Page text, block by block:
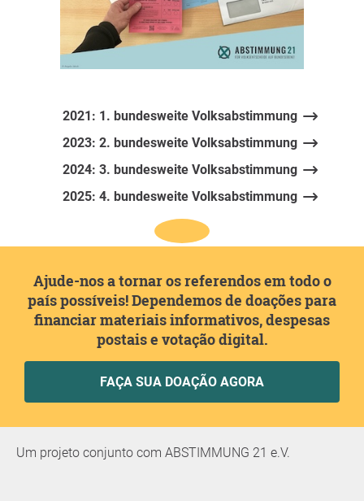
2021: 1. bundesweite Volksabstimmung
2023: 2. bundesweite Volksabstimmung
2024: 3. bundesweite Volksabstimmung
2025: 4. bundesweite Volksabstimmung
Ajude-nos a tornar os referendos em todo o
país possíveis! Dependemos de doações para
financiar materiais informativos, despesas
postais e votação digital.
FAÇA SUA DOAÇÃO AGORA
Um projeto conjunto com ABSTIMMUNG 21 e.V.